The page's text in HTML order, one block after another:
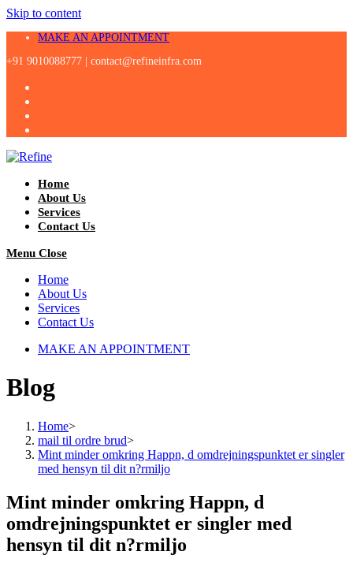
Skip to content
MAKE AN APPOINTMENT
+91 9010088777 | contact@refineinfra.com
Home
About Us
Services
Contact Us
Menu Close
Home
About Us
Services
Contact Us
MAKE AN APPOINTMENT
Blog
Home>
mail til ordre brud>
Mint minder omkring Happn, d omdrejningspunktet er singler
med hensyn til dit n?rmiljo
Mint minder omkring Happn, d
omdrejningspunktet er singler med
hensyn til dit n?rmiljo